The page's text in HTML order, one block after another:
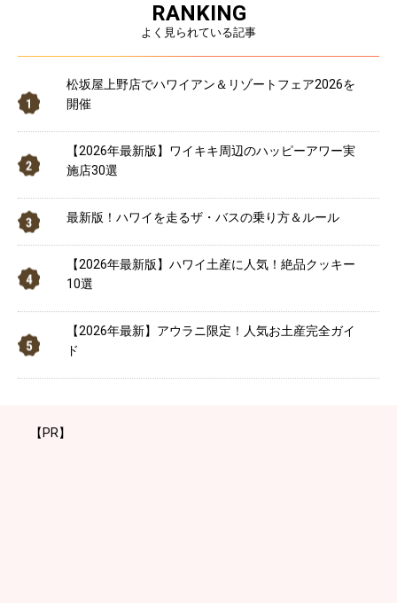
RANKING
よく見られている記事
松坂屋上野店でハワイアン＆リゾートフェア2026を
開催
【2026年最新版】ワイキキ周辺のハッピーアワー実
施店30選
最新版！ハワイを走るザ・バスの乗り方＆ルール
【2026年最新版】ハワイ土産に人気！絶品クッキー
10選
【2026年最新】アウラニ限定！人気お土産完全ガイ
ド
【PR】